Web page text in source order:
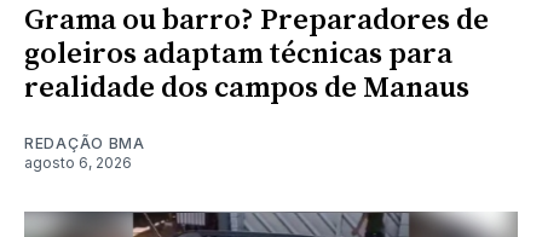
Grama ou barro? Preparadores de
goleiros adaptam técnicas para
realidade dos campos de Manaus
REDAÇÃO BMA
agosto 6, 2026